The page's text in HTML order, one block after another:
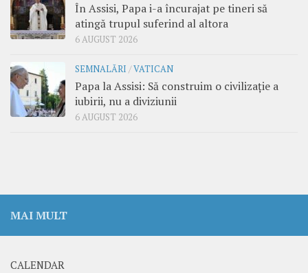
În Assisi, Papa i-a încurajat pe tineri să
atingă trupul suferind al altora
6 AUGUST 2026
SEMNALĂRI /VATICAN
Papa la Assisi: Să construim o civilizație a
iubirii, nu a diviziunii
6 AUGUST 2026
MAI MULT
CALENDAR